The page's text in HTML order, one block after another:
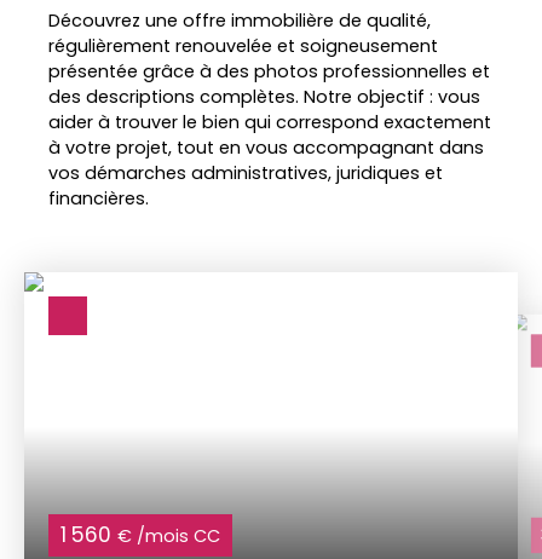
Découvrez une offre immobilière de qualité,
régulièrement renouvelée et soigneusement
présentée grâce à des photos professionnelles et
des descriptions complètes. Notre objectif : vous
aider à trouver le bien qui correspond exactement
à votre projet, tout en vous accompagnant dans
vos démarches administratives, juridiques et
financières.
1 560 € /mois CC